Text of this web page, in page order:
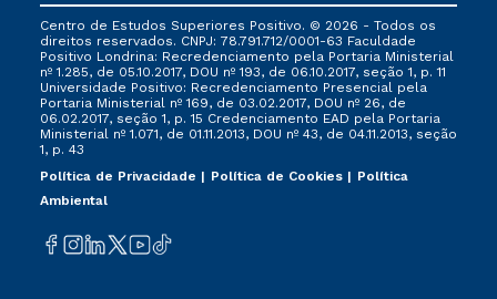
via FIES, Prouni e outros programas governamentais, e
não se acumula com nenhuma outra campanha
ofertada pela Instituição.
Centro de Estudos Superiores Positivo. © 2026 - Todos os
direitos reservados. CNPJ: 78.791.712/0001-63 Faculdade
Positivo Londrina: Recredenciamento pela Portaria Ministerial
nº 1.285, de 05.10.2017, DOU nº 193, de 06.10.2017, seção 1, p. 11
Universidade Positivo: Recredenciamento Presencial ​pela
Portaria Ministerial nº 169, de 03.02.2017, DOU nº 26, de
06.02.2017, seção 1, p. 15 Credenciamento EAD pela Portaria
Ministerial nº 1.071, de 01.11.2013, DOU nº 43, de 04.11.2013, seção
1, p. 43
Política de Privacidade
Política de Cookies
Política
Ambiental